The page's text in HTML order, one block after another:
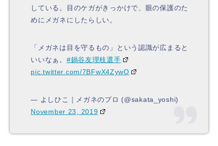
している。目のケガがきっかけで、眼の保護のた
めにメガネにしたらしい。
「メガネは目を守るもの」という認識が広まると
いいなぁ。 #鍋谷友理枝選手
pic.twitter.com/7BFwX4ZywO
— よしひこ｜メガネのプロ (@sakata_yoshi)
November 23, 2019